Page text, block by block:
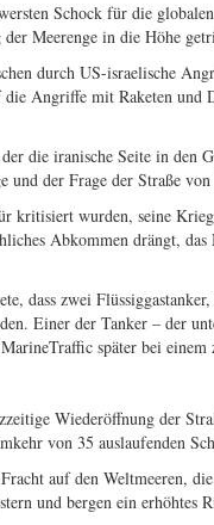
Schock für die
Meerenge in die Höhe
durch US-israelische
Angriffe mit Raketen und
die iranische Seite in den
der Frage der Straße
wurden, seine
Abkommen drängt,
dass zwei
Einer der Tanker – der
später bei einem
Wiederöffnung der
von 35 auslaufenden
auf den Weltmeeren,
und bergen ein